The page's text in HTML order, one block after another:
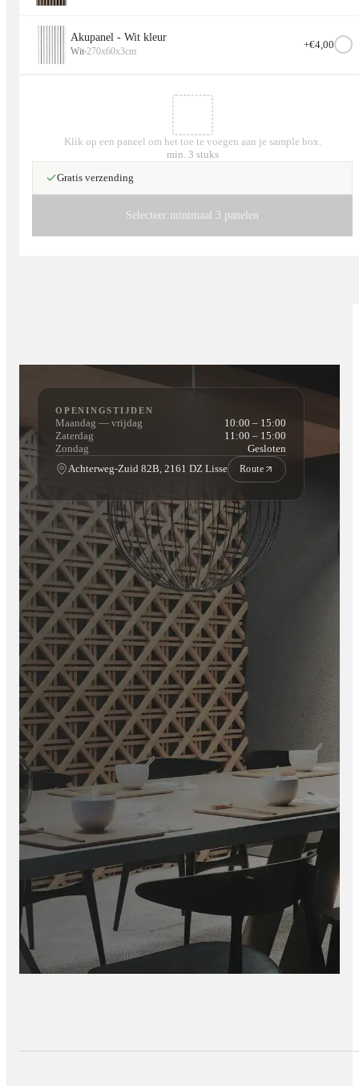
Klik op een paneel om het toe te voegen aan je sample box.
min. 3 stuks
Gratis verzending
Selecteer minimaal 3 panelen
Akupanel - Wit kleur
Wit 270x60x3cm
+€4,00
OPENINGSTIJDEN
Maandag — vrijdag
10:00 – 15:00
Zaterdag
11:00 – 15:00
Zondag
Gesloten
Achterweg-Zuid 82B, 2161 DZ Lisse
Route